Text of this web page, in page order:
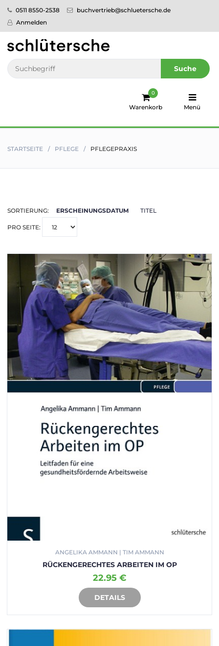
0511 8550-2538
buchvertrieb@schluetersche.de
Anmelden
Suche
Warenkorb
0
Menü
Pflege
Veterinär­
medizin
humboldt
STARTSEITE PFLEGE PFLEGEPRAXIS
SORTIERUNG: ERSCHEINUNGSDATUM TITEL
PRO SEITE:
ANGELIKA AMMANN | TIM AMMANN
RÜCKENGERECHTES ARBEITEN IM OP
22.95 €
DETAILS
IN DEN WARENKORB